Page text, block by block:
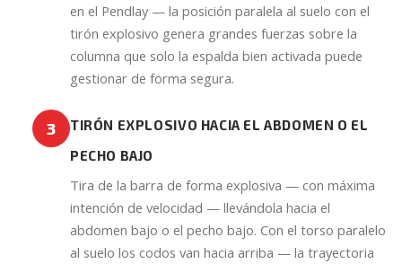
en el Pendlay — la posición paralela al suelo con el
tirón explosivo genera grandes fuerzas sobre la
columna que solo la espalda bien activada puede
gestionar de forma segura.
3
TIRÓN EXPLOSIVO HACIA EL ABDOMEN O EL
PECHO BAJO
Tira de la barra de forma explosiva — con máxima
intención de velocidad — llevándola hacia el
abdomen bajo o el pecho bajo. Con el torso paralelo
al suelo los codos van hacia arriba — la trayectoria